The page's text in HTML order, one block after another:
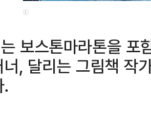
ⓒ
보스톤마라톤을 포
, 달리는 그림책 작
.